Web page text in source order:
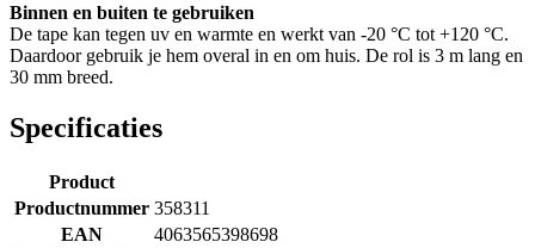
Binnen en buiten te gebruiken
De tape kan tegen uv en warmte en werkt van -20 °C tot +120 °C.
Daardoor gebruik je hem overal in en om huis. De rol is 3 m lang en
30 mm breed.
Specificaties
Product
Productnummer 358311
EAN
4063565398698